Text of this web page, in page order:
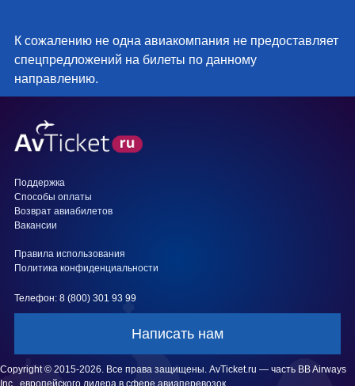
К сожалению не одна авиакомпания не предоставляет
спецпредложений на билеты по данному
направлению.
Поддержка
Способы оплаты
Возврат авиабилетов
Вакансии
Правила использования
Политика конфиденциальности
Телефон: 8 (800) 301 93 99
Написать нам
Copyright © 2015-2026. Все права защищены. AvTicket.ru — часть BB Airways